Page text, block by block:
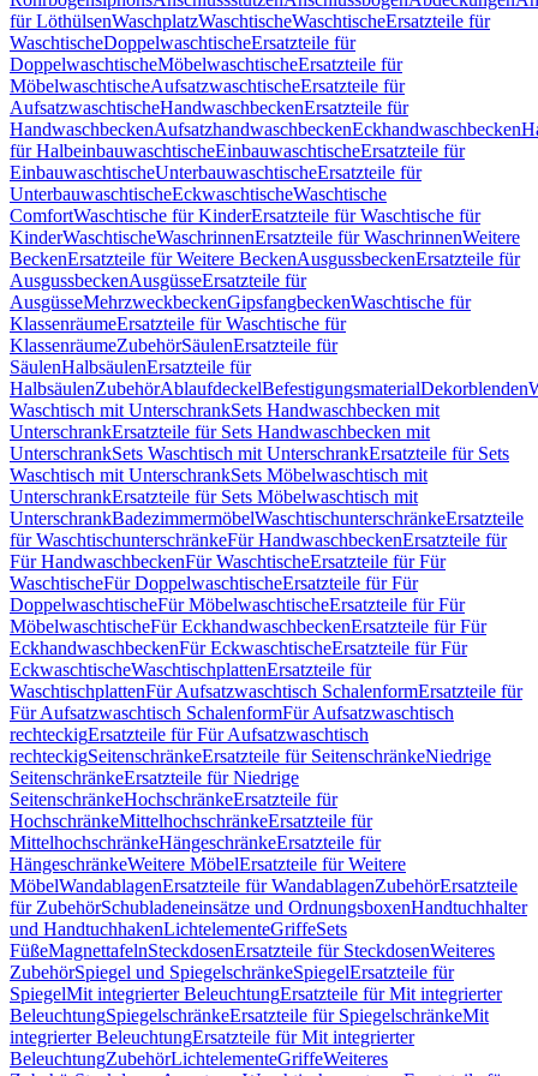
für LöthülsenWaschplatzWaschtischeWaschtischeErsatzteile für
WaschtischeDoppelwaschtischeErsatzteile für
DoppelwaschtischeMöbelwaschtischeErsatzteile für
MöbelwaschtischeAufsatzwaschtischeErsatzteile für
AufsatzwaschtischeHandwaschbeckenErsatzteile für
HandwaschbeckenAufsatzhandwaschbeckenEckhandwaschbecken
für HalbeinbauwaschtischeEinbauwaschtischeErsatzteile für
EinbauwaschtischeUnterbauwaschtischeErsatzteile für
UnterbauwaschtischeEckwaschtischeWaschtische
ComfortWaschtische für KinderErsatzteile für Waschtische für
KinderWaschtischeWaschrinnenErsatzteile für WaschrinnenWeitere
BeckenErsatzteile für Weitere BeckenAusgussbeckenErsatzteile für
AusgussbeckenAusgüsseErsatzteile für
AusgüsseMehrzweckbeckenGipsfangbeckenWaschtische für
KlassenräumeErsatzteile für Waschtische für
KlassenräumeZubehörSäulenErsatzteile für
SäulenHalbsäulenErsatzteile für
HalbsäulenZubehörAblaufdeckelBefestigungsmaterialDekorblenden
Waschtisch mit UnterschrankSets Handwaschbecken mit
UnterschrankErsatzteile für Sets Handwaschbecken mit
UnterschrankSets Waschtisch mit UnterschrankErsatzteile für Sets
Waschtisch mit UnterschrankSets Möbelwaschtisch mit
UnterschrankErsatzteile für Sets Möbelwaschtisch mit
UnterschrankBadezimmermöbelWaschtischunterschränkeErsatzteile
für WaschtischunterschränkeFür HandwaschbeckenErsatzteile für
Für HandwaschbeckenFür WaschtischeErsatzteile für Für
WaschtischeFür DoppelwaschtischeErsatzteile für Für
DoppelwaschtischeFür MöbelwaschtischeErsatzteile für Für
MöbelwaschtischeFür EckhandwaschbeckenErsatzteile für Für
EckhandwaschbeckenFür EckwaschtischeErsatzteile für Für
EckwaschtischeWaschtischplattenErsatzteile für
WaschtischplattenFür Aufsatzwaschtisch SchalenformErsatzteile für
Für Aufsatzwaschtisch SchalenformFür Aufsatzwaschtisch
rechteckigErsatzteile für Für Aufsatzwaschtisch
rechteckigSeitenschränkeErsatzteile für SeitenschränkeNiedrige
SeitenschränkeErsatzteile für Niedrige
SeitenschränkeHochschränkeErsatzteile für
HochschränkeMittelhochschränkeErsatzteile für
MittelhochschränkeHängeschränkeErsatzteile für
HängeschränkeWeitere MöbelErsatzteile für Weitere
MöbelWandablagenErsatzteile für WandablagenZubehörErsatzteile
für ZubehörSchubladeneinsätze und OrdnungsboxenHandtuchhalter
und HandtuchhakenLichtelementeGriffeSets
FüßeMagnettafelnSteckdosenErsatzteile für SteckdosenWeiteres
ZubehörSpiegel und SpiegelschränkeSpiegelErsatzteile für
SpiegelMit integrierter BeleuchtungErsatzteile für Mit integrierter
BeleuchtungSpiegelschränkeErsatzteile für SpiegelschränkeMit
integrierter BeleuchtungErsatzteile für Mit integrierter
BeleuchtungZubehörLichtelementeGriffeWeiteres